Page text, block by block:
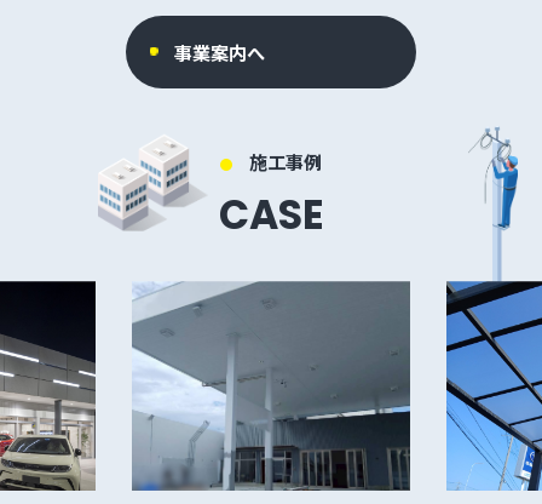
事業案内へ
施工事例
CASE